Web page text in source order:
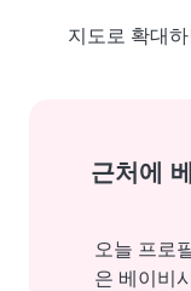
지도로 확대
근처에
오늘 프로
은 베이비